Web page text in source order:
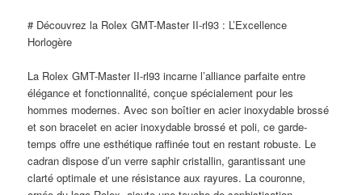
# Découvrez la Rolex GMT-Master II-rl93 : L’Excellence
Horlogère
La Rolex GMT-Master II-rl93 incarne l’alliance parfaite entre
élégance et fonctionnalité, conçue spécialement pour les
hommes modernes. Avec son boîtier en acier inoxydable brossé
et son bracelet en acier inoxydable brossé et poli, ce garde-
temps offre une esthétique raffinée tout en restant robuste. Le
cadran dispose d’un verre saphir cristallin, garantissant une
clarté optimale et une résistance aux rayures. La couronne,